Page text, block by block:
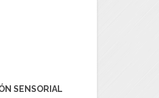
SENSORIAL